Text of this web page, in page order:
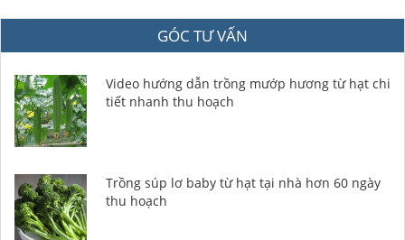
GÓC TƯ VẤN
Video hướng dẫn trồng mướp hương từ hạt chi
tiết nhanh thu hoạch
Trồng súp lơ baby từ hạt tại nhà hơn 60 ngày
thu hoạch